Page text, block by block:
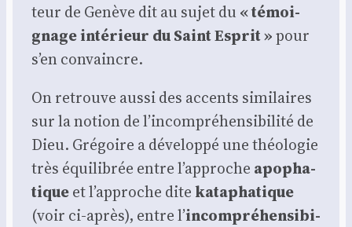
teur de Genève dit au sujet du « témoi­
gnage inté­rieur du Saint Esprit »pour
s’en convaincre.
On retrouve aus­si des accents simi­laires
sur la notion de l’in­com­pré­hen­si­bi­li­té de
Dieu. Gré­goire a déve­lop­pé une théo­lo­gie
très équi­li­brée entre l’ap­proche apo­pha­
tiqueet l’ap­proche ditekata­pha­tique
(voir ci-après), entre l’incom­pré­hen­si­bi­